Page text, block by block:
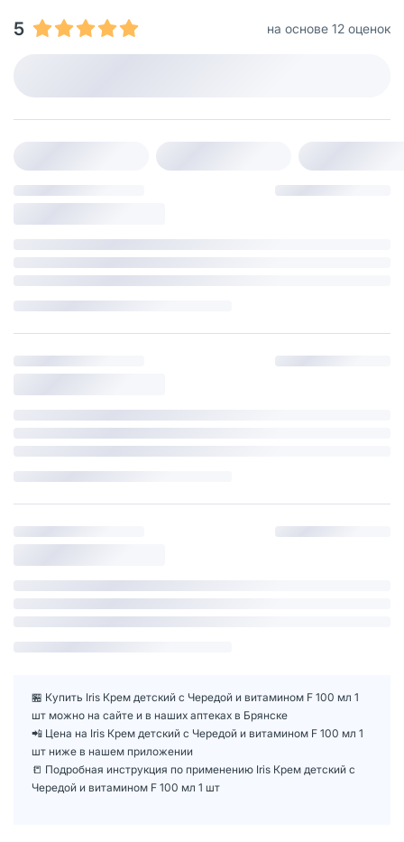
5
на основе 12 оценок
🏪 Купить Iris Крем детский с Чередой и витамином F 100 мл 1
шт можно на сайте и в наших аптеках в Брянске
📲 Цена на Iris Крем детский с Чередой и витамином F 100 мл 1
шт ниже в нашем приложении
📒 Подробная инструкция по применению Iris Крем детский с
Чередой и витамином F 100 мл 1 шт